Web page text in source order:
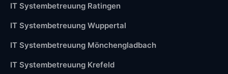
IT Systembetreuung Ratingen
IT Systembetreuung Wuppertal
IT Systembetreuung Mönchengladbach
IT Systembetreuung Krefeld